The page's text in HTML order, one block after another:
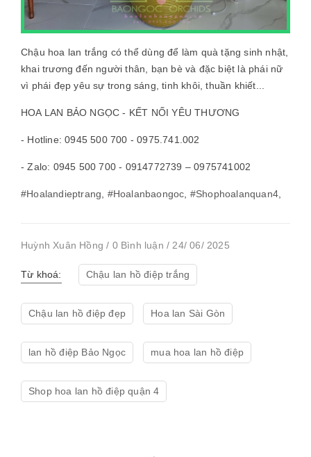
Chậu hoa lan trắng có thể dùng để làm quà tặng sinh nhật,
khai trương đến người thân, bạn bè và đặc biệt là phái nữ
vì phái đẹp yêu sự trong sáng, tinh khôi, thuần khiết...
HOA LAN BẢO NGỌC - KẾT NỐI YÊU THƯƠNG
- Hotline: 0945 500 700 - 0975.741.002
- Zalo: 0945 500 700 - 0914772739 – 0975741002
#Hoalandieptrang #Hoalanbaongoc #Shophoalanquan4
Huỳnh Xuân Hồng / 0 Bình luận / 24/ 06/ 2025
Từ khoá: Chậu lan hồ điệp trắng
Chậu lan hồ điệp đẹp Hoa lan Sài Gòn
lan hồ điệp Bảo Ngọc mua hoa lan hồ điệp
Shop hoa lan hồ điệp quận 4